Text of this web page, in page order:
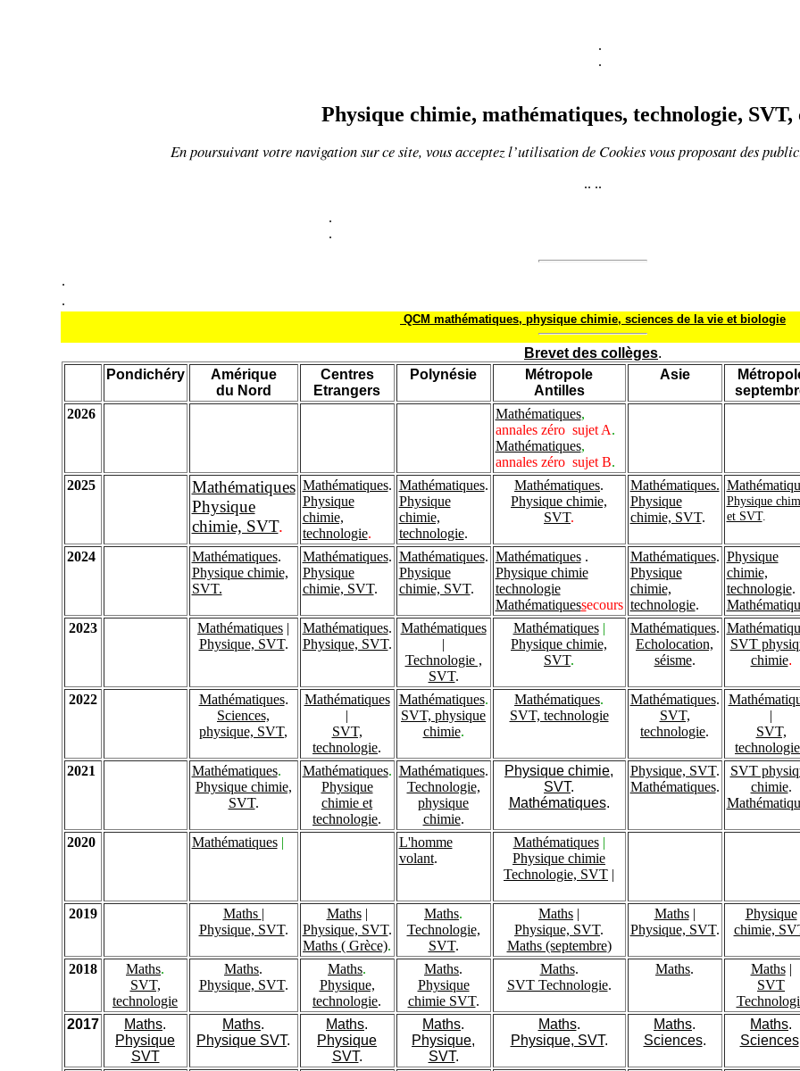
.
.
Physique chimie, mathématiques, technologie, SVT,
En poursuivant votre navigation sur ce site, vous acceptez l’utilisation de Cookiesvous proposantdes
.. ..
.
.
.
.
QCM mathématiques, physique chimie, sciences de la vie et biologie
Brevet des collèges.
Pondichéry
Amérique
du Nord
Centres
Etrangers
Polynésie
Métropole
Antilles
Asie
2026
Mathématiques,
annales zéro sujet A.
Mathématiques,
annales zéro sujet B.
2025
Mathématiques
Physique
chimie, SVT.
Mathématiques.
Physique
chimie,
technologie.
Mathématiques.
Physique
chimie,
technologie.
Mathématiques.
Physique chimie,
SVT.
Mathématiques.
Physique
chimie, SVT.
Physique
et SVT.
2024 Mathématiques.
Physique chimie,
SVT.
Mathématiques.
Physique
chimie, SVT.
Mathématiques.
Physique
chimie, SVT.
Mathématiques .
Physique chimie
technologie
Mathématiquessecours
Mathématiques.
Physique
chimie,
technologie.
Physique
chimie,
technologie.
2023 Mathématiques |
Physique, SVT.
Mathématiques.
Physique, SVT.
Mathématiques
|
Technologie ,
SVT.
Mathématiques|
Physique chimie,
SVT.
Mathématiques.
Echolocation,
séisme.
SVT
chimie.
2022 Mathématiques.
Sciences,
physique, SVT,
Mathématiques
|
SVT,
technologie.
Mathématiques.
SVT, physique
chimie.
Mathématiques.
SVT, technologie
Mathématiques.
SVT,
technologie.
|
SVT,
technologie
2021 Mathématiques.
Physique chimie,
SVT.
Mathématiques.
Physique
chimie et
technologie.
Mathématiques.
Technologie,
physique
chimie.
Physique chimie,
SVT.
Mathématiques.
Physique, SVT.
Mathématiques.
SVT
chimie.
2020 Mathématiques|
L'homme
volant.
Mathématiques|
Physique chimie
Technologie, SVT |
2019
Maths |
Physique, SVT.
Maths|
Physique, SVT.
Maths ( Grèce).
Maths.
Technologie,
SVT.
Maths |
Physique, SVT.
Maths (septembre)
Maths|
Physique, SVT.
Physique
chimie,
2018 Maths.
SVT,
technologie
Maths.
Physique, SVT.
Maths.
Physique,
technologie.
Maths.
Physique
chimie SVT.
Maths.
SVT Technologie.
Maths. Maths|
SVT
2017 Maths.
Physique
SVT
Maths.
Physique SVT.
Maths.
Physique
SVT.
Maths.
Physique,
SVT.
Maths.
Physique, SVT.
Maths.
Sciences.
Maths.
Sciences